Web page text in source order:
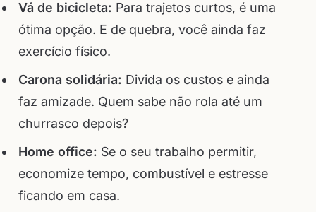
Vá de bicicleta: Para trajetos curtos, é uma
ótima opção. E de quebra, você ainda faz
exercício físico.
Carona solidária: Divida os custos e ainda
faz amizade. Quem sabe não rola até um
churrasco depois?
Home office: Se o seu trabalho permitir,
economize tempo, combustível e estresse
ficando em casa.